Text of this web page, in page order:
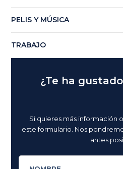
PELIS Y MÚSICA
TRABAJO
¿Te ha
Si quieres más información
este formulario. Nos
antes